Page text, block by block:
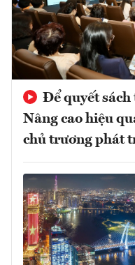
Để quyết
Nâng cao hiệu
chủ trương phát